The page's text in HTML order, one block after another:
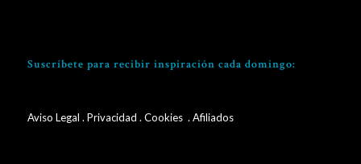
Suscríbete para recibir inspiración cada domingo:
Aviso Legal . Privacidad . Cookies. Afiliados